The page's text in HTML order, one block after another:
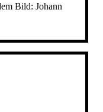
Bild: Johann